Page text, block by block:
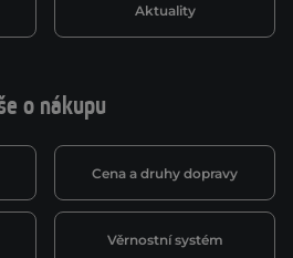
o nákupu
Cena a druhy dopravy
Věrnostní systém
Aktuality